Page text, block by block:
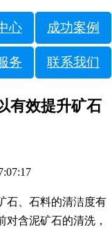
心 成功案例
务 联系我们
有效提升矿石
石、石料的清洁度有
含泥矿石的清洗，